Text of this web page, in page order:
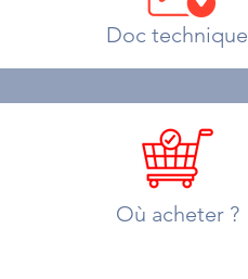
Doc technique
Où acheter ?